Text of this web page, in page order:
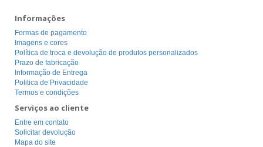
Informações
Formas de pagamento
Imagens e cores
Política de troca e devolução de produtos personalizados
Prazo de fabricação
Informação de Entrega
Politica de Privacidade
Termos e condições
Serviços ao cliente
Entre em contato
Solicitar devolução
Mapa do site